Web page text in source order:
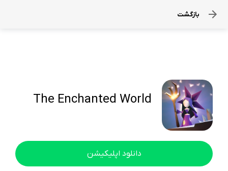
بازگشت
The Enchanted World
دانلود اپلیکیشن